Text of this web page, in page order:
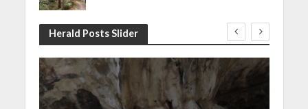
Herald Posts Slider